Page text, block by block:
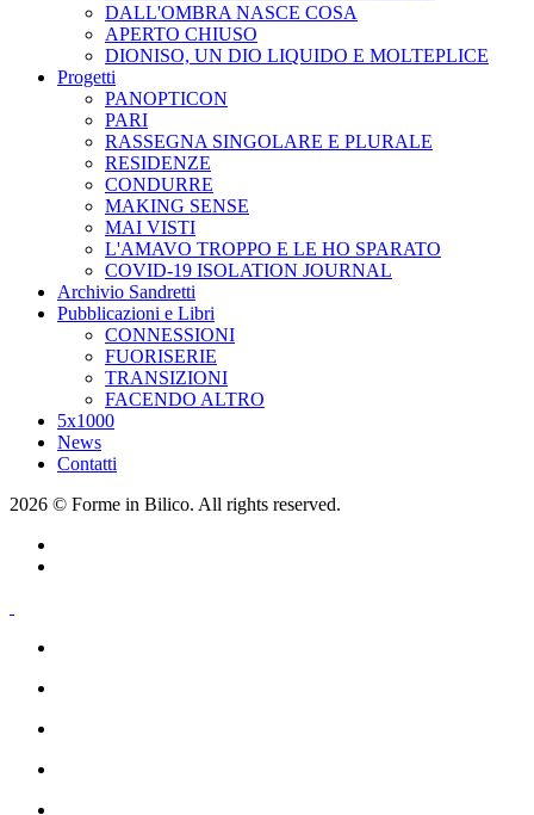
DALL'OMBRA NASCE COSA
APERTO CHIUSO
DIONISO, UN DIO LIQUIDO E MOLTEPLICE
Progetti
PANOPTICON
PARI
RASSEGNA SINGOLARE E PLURALE
RESIDENZE
CONDURRE
MAKING SENSE
MAI VISTI
L'AMAVO TROPPO E LE HO SPARATO
COVID-19 ISOLATION JOURNAL
Archivio Sandretti
Pubblicazioni e Libri
CONNESSIONI
FUORISERIE
TRANSIZIONI
FACENDO ALTRO
5x1000
News
Contatti
2026 © Forme in Bilico. All rights reserved.